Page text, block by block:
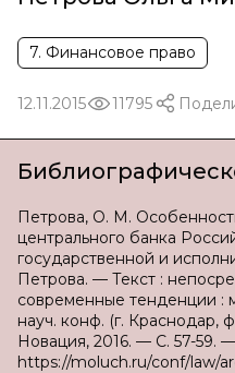
7. Финансовое право
12.11.2015 11795
Петрова, О. М.
центрального банка
государственной и
Петрова. — Текст :
современные тенденции :
науч. конф. (г. Краснодар,
Новация, 2016. — С. 57-59.
https://moluch.ru/conf/law/